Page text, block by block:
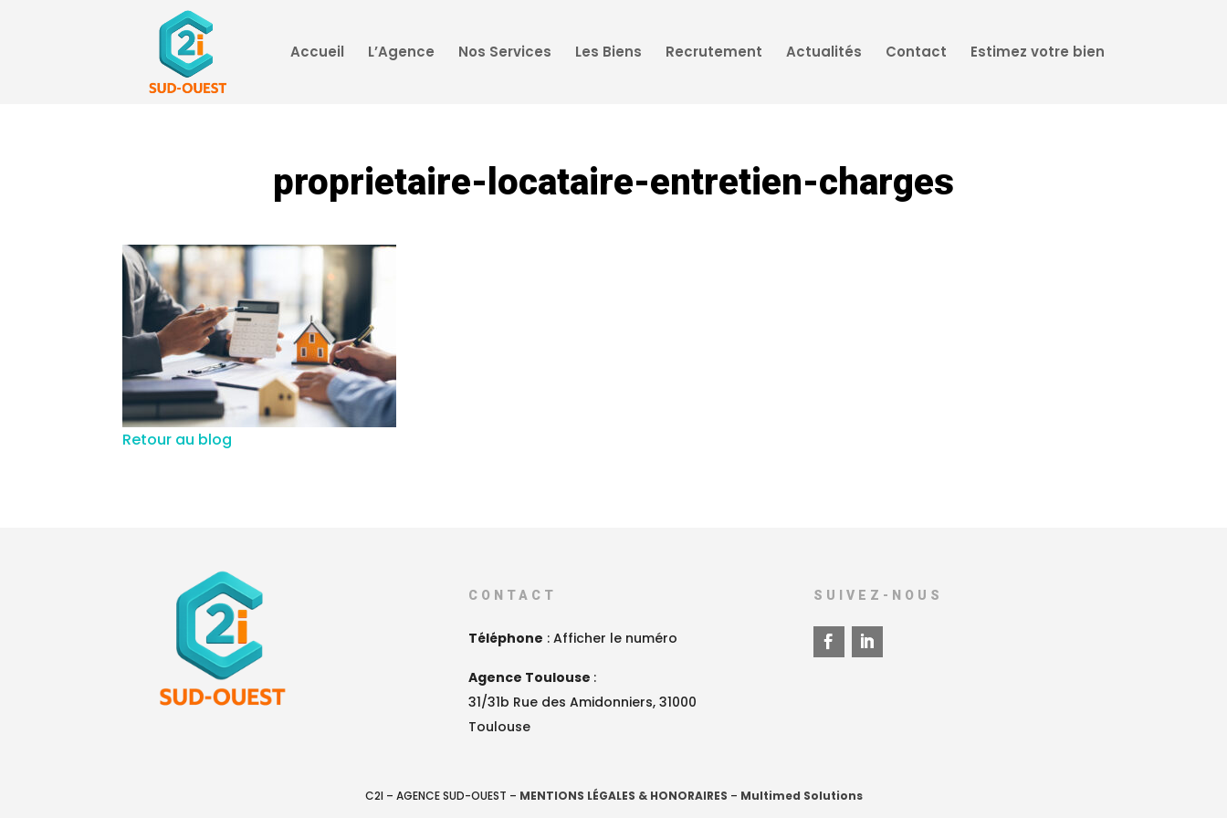
Accueil L’Agence Nos Services Les Biens Recrutement Actualités Contact Estimez votre bien
proprietaire-locataire-entretien-charges
Retour au blog
CONTACT
Téléphone : Afficher le numéro
Agence Toulouse :
31/31b Rue des Amidonniers, 31000
Toulouse
SUIVEZ-NOUS
C2I – AGENCE SUD-OUEST – MENTIONS LÉGALES & HONORAIRES – Multimed Solutions